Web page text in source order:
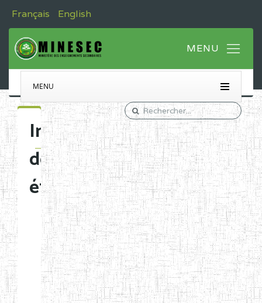
Français English
MENU
Immatriculation
des
établissements
Etablissements
d'enseignement
normal